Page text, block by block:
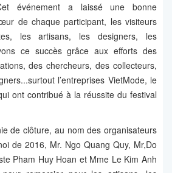
événement a laissé une bonne
de chaque participant, les visiteurs
les artisans, les designers, les
ce succès grâce aux efforts des
des chercheurs, des collecteurs,
l’entreprises VietMode, le
ont contribué à la réussite du festival
de clôture, au nom des organisateurs
de 2016, Mr. Ngo Quang Quy, Mr,Do
Pham Huy Hoan et Mme Le Kim Anh